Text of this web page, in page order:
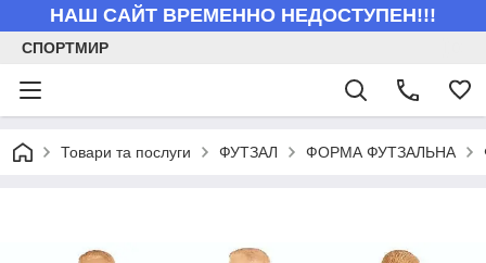
НАШ САЙТ ВРЕМЕННО НЕДОСТУПЕН!!!
СПОРТМИР
Товари та послуги ФУТЗАЛ ФОРМА ФУТЗАЛЬНА